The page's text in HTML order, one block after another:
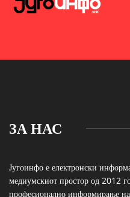
ЗА НАС
Југоинфо е електронски
медиумскиот простор од 2012
професионално информирање